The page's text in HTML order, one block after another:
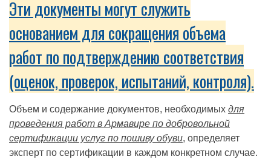
Эти документы могут служить
основанием для сокращения объема
работ по подтверждению соответствия
(оценок, проверок, испытаний, контроля).
Объем и содержание документов, необходимых для
проведения работ в Армавире по добровольной
сертификации услуг по пошиву обуви, определяет
эксперт по сертификации в каждом конкретном случае.